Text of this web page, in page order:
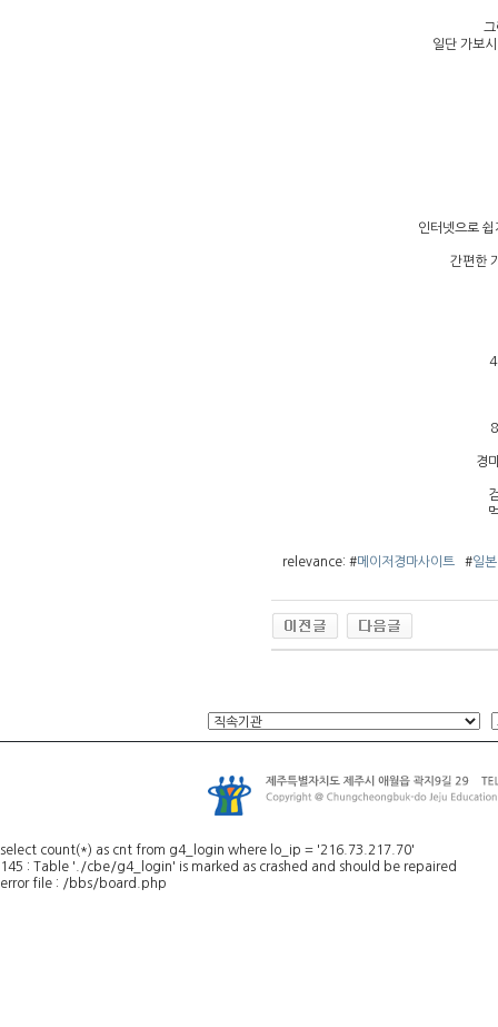
그
일단 가보
인터넷으로
간편한
경
relevance: #메이저경마사이트 #일
select count(*) as cnt from g4_login where lo_ip = '216.73.217.70'
145 : Table './cbe/g4_login' is marked as crashed and should be repaired
error file : /bbs/board.php